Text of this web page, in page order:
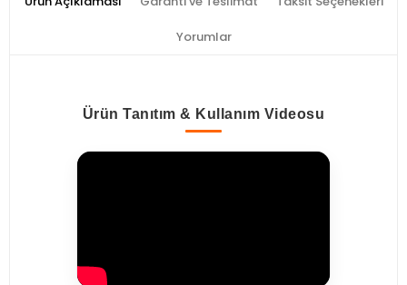
Yorumlar
Ürün Tanıtım & Kullanım Videosu